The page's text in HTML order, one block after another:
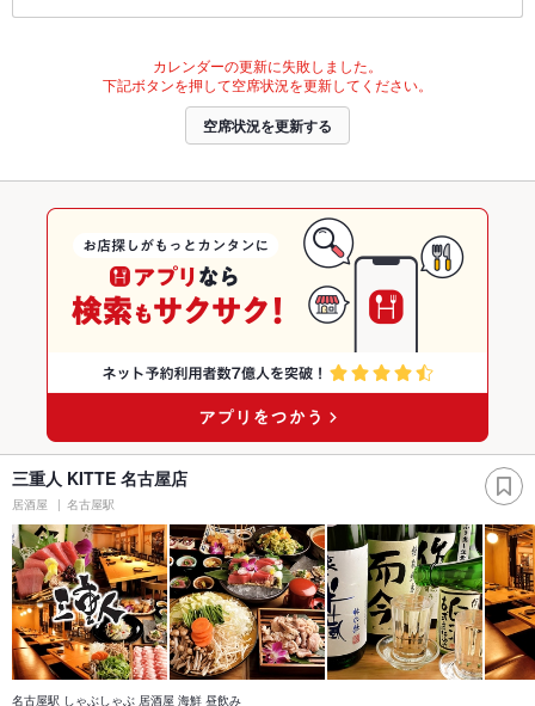
カレンダーの更新に失敗しました。
下記ボタンを押して空席状況を更新してください。
空席状況を更新する
三重人 KITTE 名古屋店
居酒屋 名古屋駅
名古屋駅 しゃぶしゃぶ 居酒屋 海鮮 昼飲み